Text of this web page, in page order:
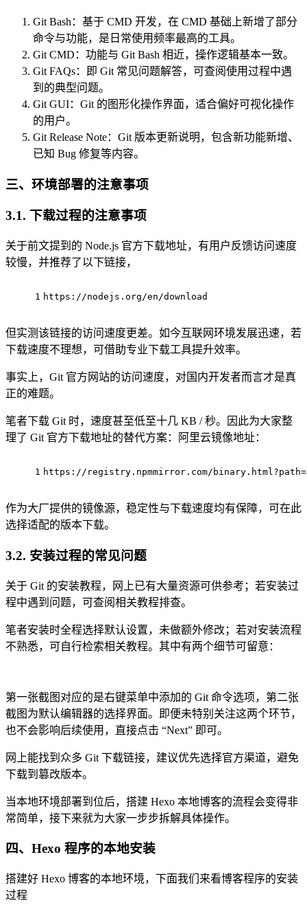
Git Bash：基于 CMD 开发，在 CMD 基础上新增了部分
命令与功能，是日常使用频率最高的工具。
Git CMD：功能与 Git Bash 相近，操作逻辑基本一致。
Git FAQs：即 Git 常见问题解答，可查阅使用过程中遇
到的典型问题。
Git GUI：Git 的图形化操作界面，适合偏好可视化操作
的用户。
Git Release Note：Git 版本更新说明，包含新功能新增、
已知 Bug 修复等内容。
三、环境部署的注意事项
3.1. 下载过程的注意事项
关于前文提到的 Node.js 官方下载地址，有用户反馈访问速度
较慢，并推荐了以下链接，
1 https://nodejs.org/en/download
但实测该链接的访问速度更差。如今互联网环境发展迅速，若
下载速度不理想，可借助专业下载工具提升效率。
事实上，Git 官方网站的访问速度，对国内开发者而言才是真
正的难题。
笔者下载 Git 时，速度甚至低至十几 KB / 秒。因此为大家整
理了 Git 官方下载地址的替代方案：阿里云镜像地址：
1 https://registry.npmmirror.com/
作为大厂提供的镜像源，稳定性与下载速度均有保障，可在此
选择适配的版本下载。
3.2. 安装过程的常见问题
关于 Git 的安装教程，网上已有大量资源可供参考；若安装过
程中遇到问题，可查阅相关教程排查。
笔者安装时全程选择默认设置，未做额外修改；若对安装流程
不熟悉，可自行检索相关教程。其中有两个细节可留意：
第一张截图对应的是右键菜单中添加的 Git 命令选项，第二张
截图为默认编辑器的选择界面。即便未特别关注这两个环节，
也不会影响后续使用，直接点击 “Next” 即可。
网上能找到众多 Git 下载链接，建议优先选择官方渠道，避免
下载到篡改版本。
当本地环境部署到位后，搭建 Hexo 本地博客的流程会变得非
常简单，接下来就为大家一步步拆解具体操作。
四、Hexo 程序的本地安装
搭建好 Hexo 博客的本地环境，下面我们来看博客程序的安装
过程